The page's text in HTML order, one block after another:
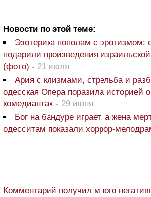
Новости по этой теме:
Эзотерика пополам с эротизмом:
подарили произведения
(фото) - 21 июля
Ария с клизмами, стрельба и
одесская Опера поразила историей
комедиантах - 29 июня
Бог на бандуре играет, а жена
одесситам показали хоррор-
Комментарий получил много